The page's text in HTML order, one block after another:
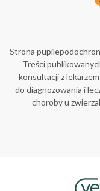
Strona
Treści
konsultacji z
do diagnozowania i
choroby u